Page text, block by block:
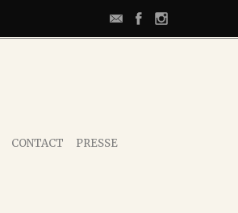
CONTACT PRESSE